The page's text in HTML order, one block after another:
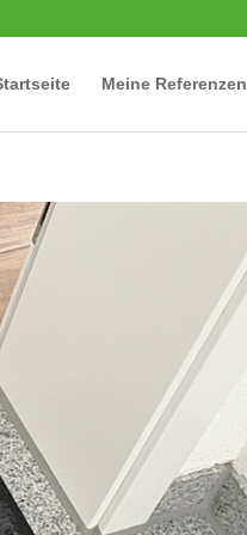
Meine Refe­ren­zen